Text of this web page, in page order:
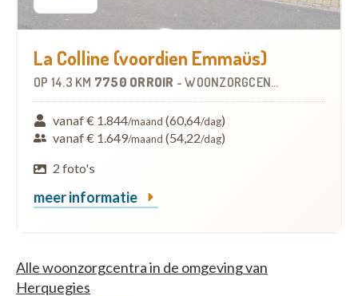
La Colline (voordien Emmaüs)
OP 14.3 KM 7750 ORROIR -WOONZORGCENTRUM (WZC)
vanaf € 1.844/maand (60,64/dag)
vanaf € 1.649/maand (54,22/dag)
2 foto's
meer informatie
Alle woonzorgcentra in de omgeving van
Herquegies